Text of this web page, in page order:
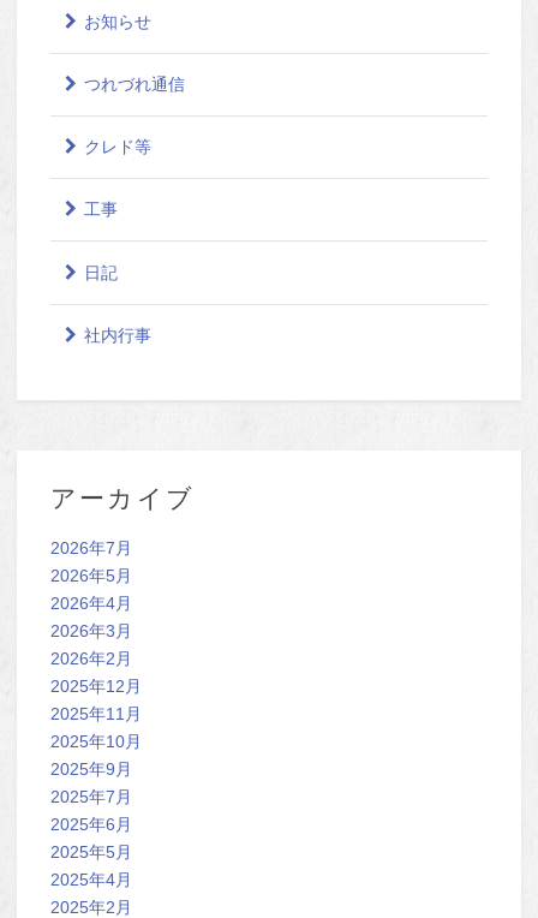
お知らせ
つれづれ通信
クレド等
工事
日記
社内行事
アーカイブ
2026年7月
2026年5月
2026年4月
2026年3月
2026年2月
2025年12月
2025年11月
2025年10月
2025年9月
2025年7月
2025年6月
2025年5月
2025年4月
2025年2月